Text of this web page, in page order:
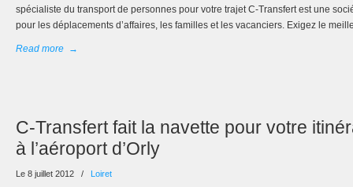
spécialiste du transport de personnes pour votre trajet C-Transfert est une
pour les déplacements d’affaires, les familles et les vacanciers. Exigez le
Read more →
C-Transfert fait la navette pour votre
à l’aéroport d’Orly
Le 8 juillet 2012 / Loiret